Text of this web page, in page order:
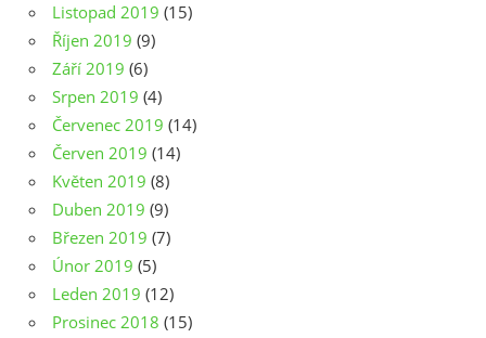
Listopad 2019 (15)
Říjen 2019 (9)
Září 2019 (6)
Srpen 2019 (4)
Červenec 2019 (14)
Červen 2019 (14)
Květen 2019 (8)
Duben 2019 (9)
Březen 2019 (7)
Únor 2019 (5)
Leden 2019 (12)
Prosinec 2018 (15)